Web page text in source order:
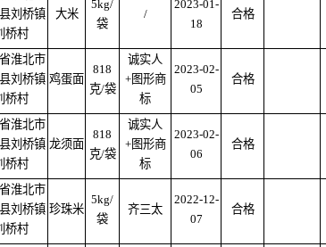
刘桥镇
桥村
大米
5kg/
袋
/
2023-01-
18
合格
淮北市
刘桥镇
桥村
鸡蛋面
818
克/袋
诚实人
+图形商
标
2023-02-
05
合格
淮北市
刘桥镇
桥村
龙须面
818
克/袋
诚实人
+图形商
标
2023-02-
06
合格
淮北市
刘桥镇
桥村
珍珠米
5kg/
袋
齐三太
2022-12-
07
合格